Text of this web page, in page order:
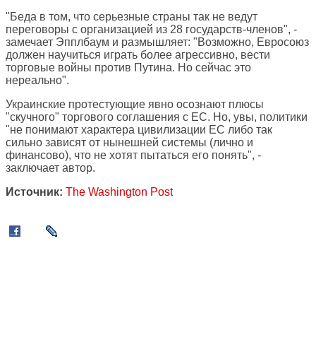
"Беда в том, что серьезные страны так не ведут
переговоры с организацией из 28 государств-членов", -
замечает Эпплбаум и размышляет: "Возможно, Евросоюз
должен научиться играть более агрессивно, вести
торговые войны против Путина. Но сейчас это
нереально".
Украинские протестующие явно осознают плюсы
"скучного" торгового соглашения с ЕС. Но, увы, политики
"не понимают характера цивилизации ЕС либо так
сильно зависят от нынешней системы (лично и
финансово), что не хотят пытаться его понять", -
заключает автор.
Источник: The Washington Post